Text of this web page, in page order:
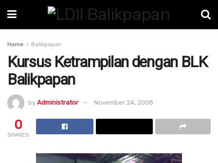
Home Balikpapan
Kursus Ketrampilan dengan BLK
Balikpapan
by Administrator November 24, 2008
0
SHARES